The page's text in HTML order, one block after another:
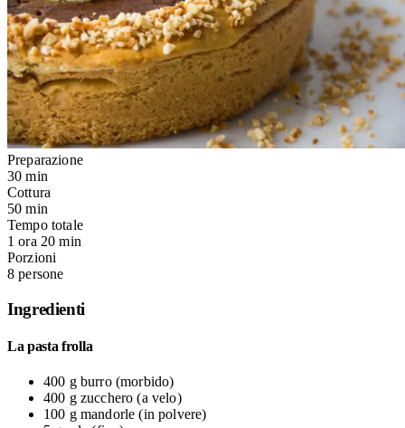
Preparazione
30 min
Cottura
50 min
Tempo totale
1 ora 20 min
Porzioni
8 persone
Ingredienti
La pasta frolla
400 g burro (morbido)
400 g zucchero (a velo)
100 g mandorle (in polvere)